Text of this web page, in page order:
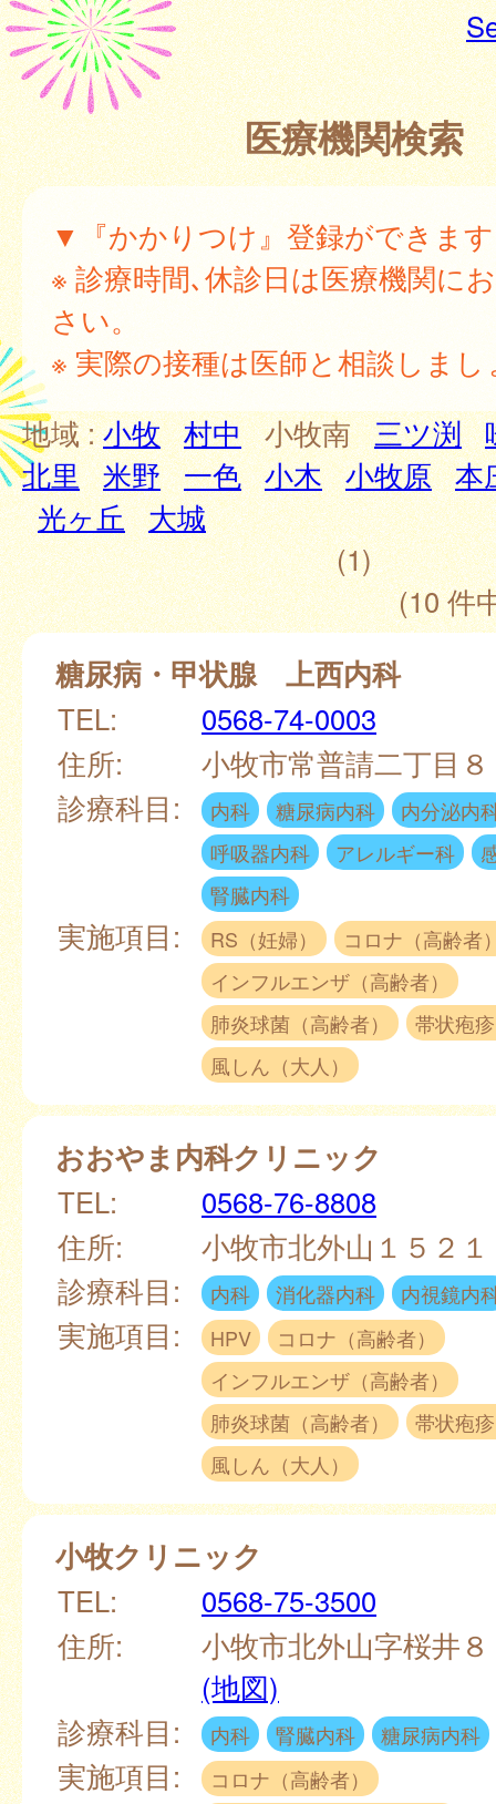
医療機関検索
▼『かかりつけ』登録ができま
※ 診療時間､休診日は医療機関に
さい。
※ 実際の接種は医師と相談しまし
地域 :小牧 村中 小牧南 三ツ渕
北里 米野 一色 小木 小牧原 本
光ヶ丘 大城
(1)
(10 件
糖尿病・甲状腺 上西内科
TEL:
0568-74-0003
住所:
小牧市常普請二丁目
診療科目:
内科 糖尿病内科
内分泌内
呼吸器内科
アレルギー科
腎臓内科
実施項目: RS（妊婦）
コロナ（高齢者
インフルエンザ（高齢者）
肺炎球菌（高齢者）
帯状疱
風しん（大人）
おおやま内科クリニック
TEL:
0568-76-8808
住所:
小牧市北外山１５２
診療科目:
内科 消化器内科 内視鏡内
実施項目: HPV
コロナ（高齢者）
インフルエンザ（高齢者）
肺炎球菌（高齢者）
帯状疱
風しん（大人）
小牧クリニック
TEL:
0568-75-3500
住所:
小牧市北外山字桜井
(地図)
診療科目:
内科 腎臓内科 糖尿病内科
実施項目:
コロナ（高齢者）